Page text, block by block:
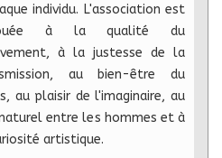
individu. L'association est
à la qualité du
à la justesse de la
au bien-être du
au plaisir de l'imaginaire, au
entre les hommes et à
artistique.